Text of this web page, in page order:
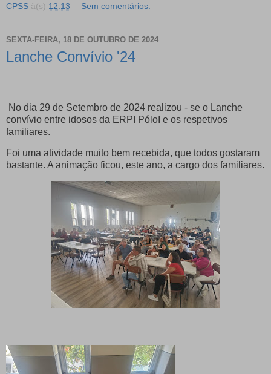
CPSS à(s) 12:13 Sem comentários:
SEXTA-FEIRA, 18 DE OUTUBRO DE 2024
Lanche Convívio '24
No dia 29 de Setembro de 2024 realizou - se o Lanche
convívio entre idosos da ERPI PóloI e os respetivos
familiares.
Foi uma atividade muito bem recebida, que todos gostaram
bastante. A animação ficou, este ano, a cargo dos familiares.